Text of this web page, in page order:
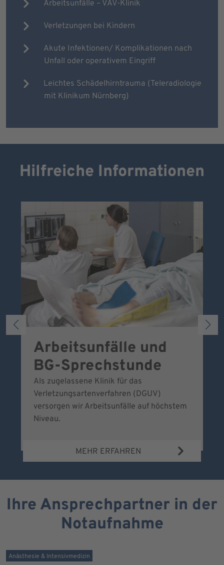
Arbeitsunfälle – VAV-Klinik
Verletzungen bei Kindern
Akute Infektionen/ Komplikationen nach
Unfall oder operativem Eingriff
Leichtes Schädelhirntrauma (Teleradiologie
mit Klinikum Nürnberg)
Hilfreiche Informationen
Arbeitsunfälle und
BG-Sprechstunde
Als zugelassene Klinik für das
Verletzungsartenverfahren (DGUV)
versorgen wir Arbeitsunfälle auf höchstem
Niveau.
MEHR ERFAHREN
Ihre Ansprechpartner in der
Notaufnahme
Anästhesie & Intensivmedizin